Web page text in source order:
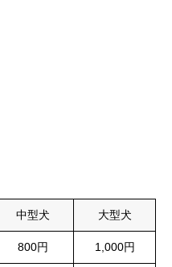
中型犬 大型犬
800円 1,000円